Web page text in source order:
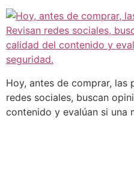
Hoy, antes de comprar, las
redes sociales, buscan
contenido y evalúan si una